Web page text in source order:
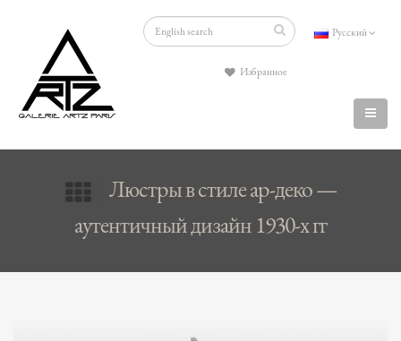
Русский
Избранное
Люстры в стиле ар-деко —
аутентичный дизайн 1930-х гг